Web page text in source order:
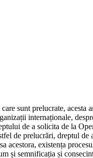
sunt prelucrate, acesta
internaționale,
de a solicita de la
de prelucrări, dreptul de
acestora, existența
și semnificația și